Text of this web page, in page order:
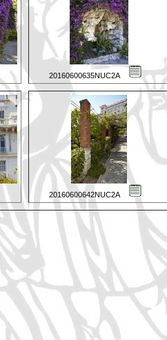
20160600635NUC2A
20160600642NUC2A